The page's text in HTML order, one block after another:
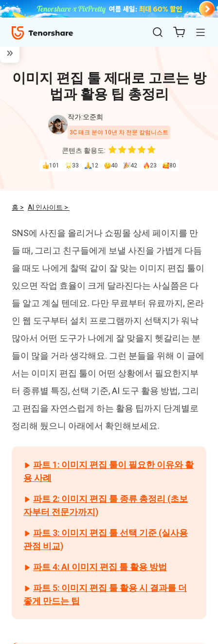
for iOS
iOS
iAnyGo
이미지 편집 툴 제대로 고르는 방
법과 활용 팁 총정리
작가:오준희
3C 테크 분야 10년 차 전문 칼럼니스트
콘텐츠 활용도:
101 33 12 40 42 23 80
홈 > AI 인사이트 >
SNS에 사진을 올리거나 쇼핑몰 상세 페이지를 만
들 때, 그리고 친구들에게 보낼 사진을 가볍게 다듬
을 때도 나에게 찰떡 같이 잘 맞는 이미지 편집 툴이
있으면 작업 효율이 크게 달라진다는 사실쯤은 다
들 알고 계실 텐데요. 다만 무료부터 유료까지, 온라
인 웹 도구부터 설치 프로그램까지 선택지가 워낙
많아서 어떤 도구가 나에게 잘 맞을지 헷갈리는 분
들이 많을 거라 생각해요. 그런 분들을 위해 이 글에
서는 이미지 편집 툴이 어떤 상황에서 필요한지부
터 종류별 특징, 선택 기준, AI 도구 활용 방법, 그리
고 편집을 자연스럽게 하는 활용 팁까지 단계별로
정리해 뒀으니 아래에서 확인해보세요.
파트 1: 이미지 편집 툴이 필요한 이유와 활
용 사례
파트 2: 이미지 편집 툴 종류 총정리 (초보
자부터 전문가까지)
파트 3: 이미지 편집 툴 선택 기준 (실사용
관점 비교)
파트 4: AI 이미지 편집 툴 활용 방법
파트 5: 이미지 편집 툴 활용 시 결과를 더
좋게 만드는 팁